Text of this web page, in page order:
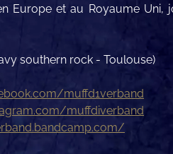
Europe et au Royaume Uni,
southern rock - Toulouse)
muffd1verband
muffdiverband